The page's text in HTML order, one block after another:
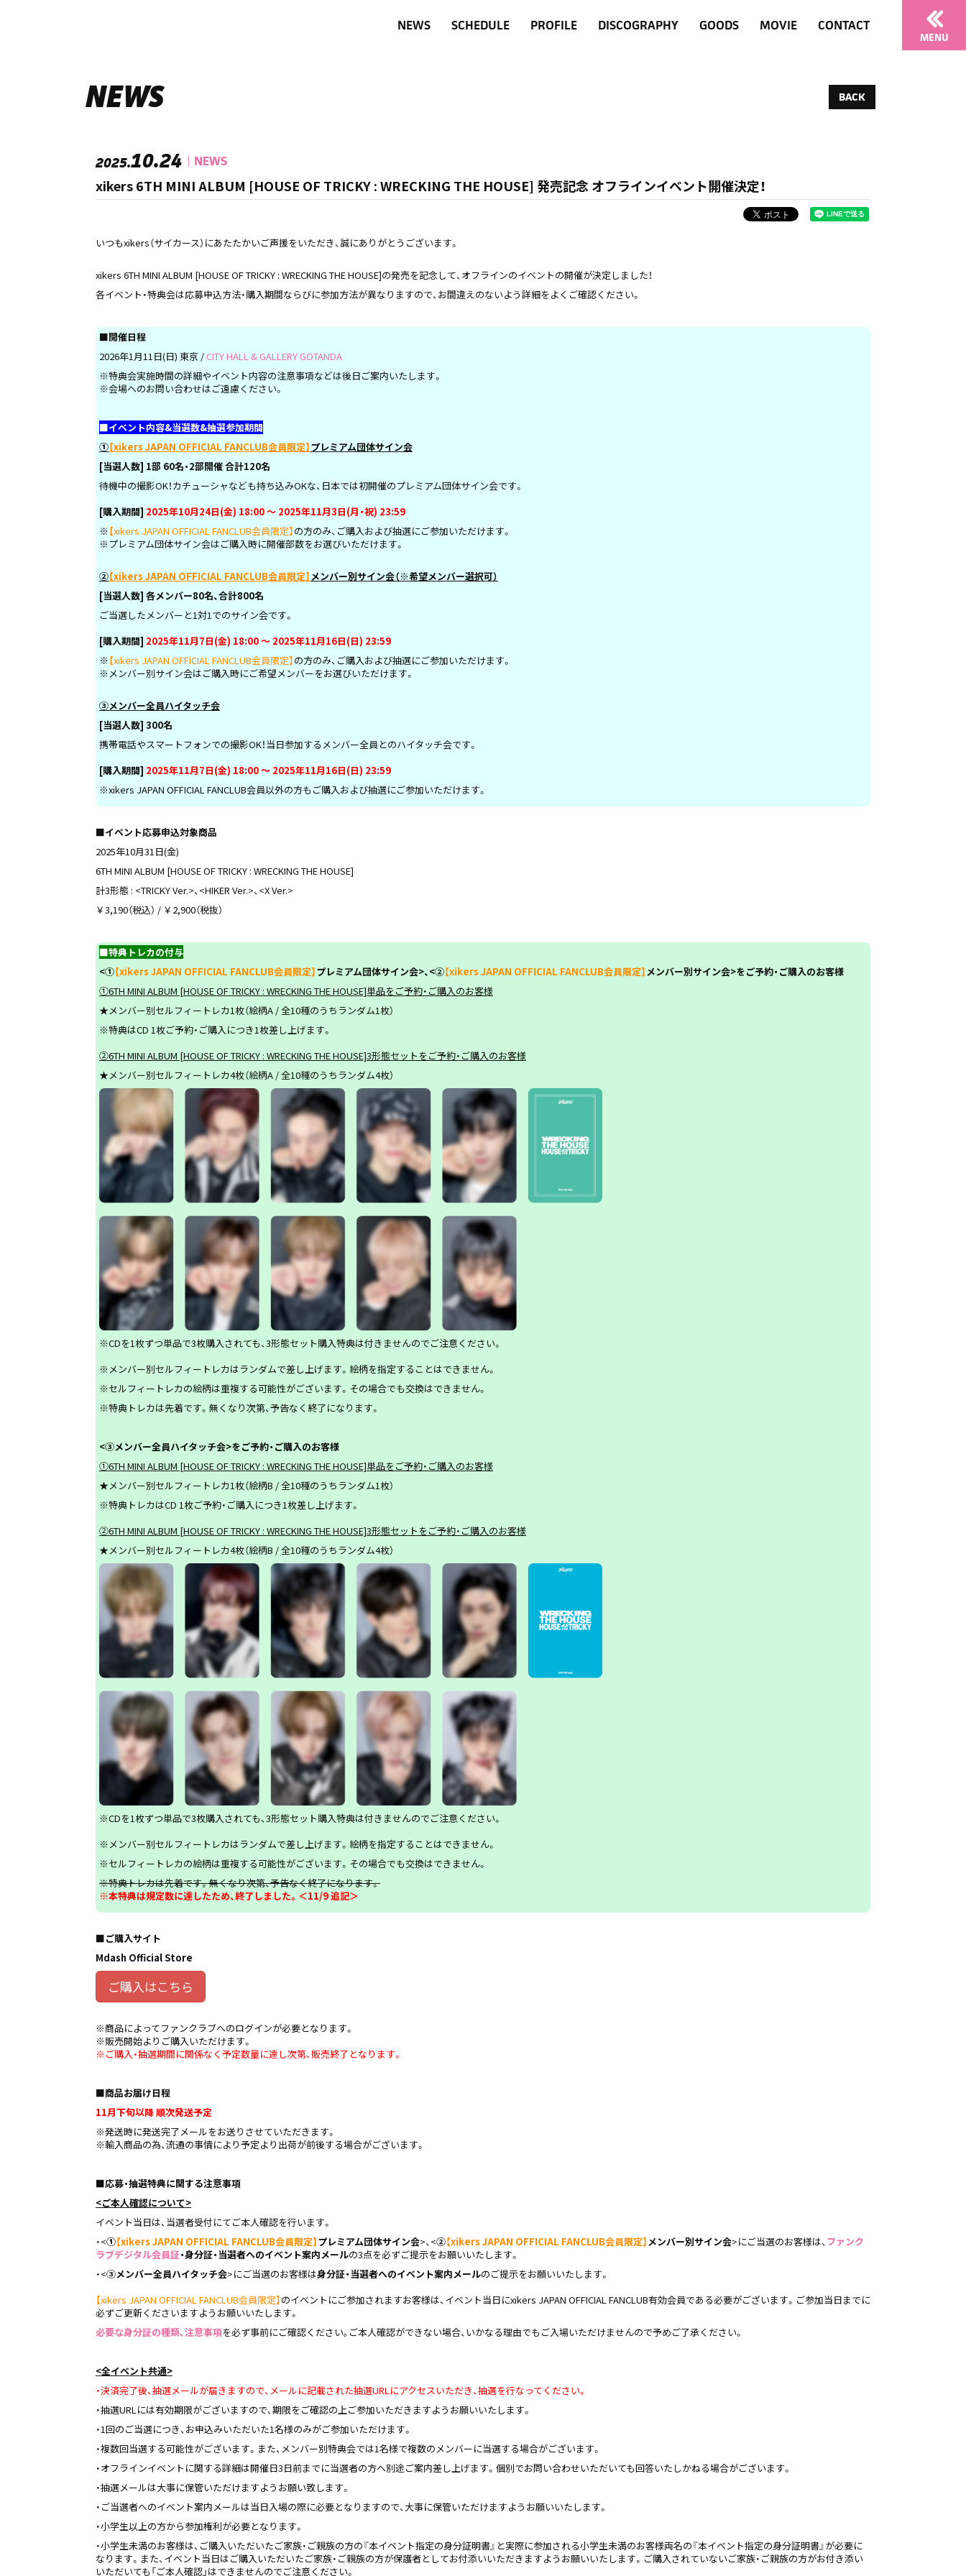
NEWS SCHEDULE PROFILE DISCOGRAPHY GOODS MOVIE CONTACT
MENU
NEWS BACK
2025.10.24 NEWS
xikers 6TH MINI ALBUM [HOUSE OF TRICKY : WRECKING THE HOUSE] 発売記念 オフラインイベント開催決定！
いつもxikers（サイカース）にあたたかいご声援をいただき、誠にありがとうございます。
xikers 6TH MINI ALBUM [HOUSE OF TRICKY : WRECKING THE HOUSE]の発売を記念して、オフラインのイベントの開催が決定しました！
各イベント・特典会は応募申込方法・購入期間ならびに参加方法が異なりますので、お間違えのないよう詳細をよくご確認ください。
■開催日程
2026年1月11日(日) 東京 /CITY HALL & GALLERY GOTANDA
※特典会実施時間の詳細やイベント内容の注意事項などは後日ご案内いたします。
※会場へのお問い合わせはご遠慮ください。
■イベント内容&当選数&抽選参加期間
①【xikers JAPAN OFFICIAL FANCLUB会員限定】プレミアム団体サイン会
[当選人数] 1部 60名・2部開催 合計120名
待機中の撮影OK！カチューシャなども持ち込みOKな、日本では初開催のプレミアム団体サイン会です。
[購入期間] 2025年10月24日(金) 18:00 ～ 2025年11月3日(月・祝) 23:59
※ 【xikers JAPAN OFFICIAL FANCLUB会員限定】の方のみ、ご購入および抽選にご参加いただけます。
※プレミアム団体サイン会はご購入時に開催部数をお選びいただけます。
②【xikers JAPAN OFFICIAL FANCLUB会員限定】メンバー別サイン会（※希望メンバー選択可）
[当選人数] 各メンバー80名、合計800名
ご当選したメンバーと1対1でのサイン会です。
[購入期間] 2025年11月7日(金) 18:00 ～ 2025年11月16日(日) 23:59
※ 【xikers JAPAN OFFICIAL FANCLUB会員限定】の方のみ、ご購入および抽選にご参加いただけます。
※メンバー別サイン会はご購入時にご希望メンバーをお選びいただけます。
③メンバー全員ハイタッチ会
[当選人数] 300名
携帯電話やスマートフォンでの撮影OK！当日参加するメンバー全員とのハイタッチ会です。
[購入期間] 2025年11月7日(金) 18:00 ～ 2025年11月16日(日) 23:59
※xikers JAPAN OFFICIAL FANCLUB会員以外の方もご購入および抽選にご参加いただけます。
■イベント応募申込対象商品
2025年10月31日(金)
6TH MINI ALBUM [HOUSE OF TRICKY : WRECKING THE HOUSE]
計3形態 : <TRICKY Ver.>、<HIKER Ver.>、<X Ver.>
￥3,190（税込） / ￥2,900（税抜）
■特典トレカの付与
<①【xikers JAPAN OFFICIAL FANCLUB会員限定】プレミアム団体サイン会>、<②【xikers JAPAN OFFICIAL FANCLUB会員限定】メンバー別サイン会>をご予約・ご購入のお客様
①6TH MINI ALBUM [HOUSE OF TRICKY : WRECKING THE HOUSE]単品をご予約・ご購入のお客様
★メンバー別セルフィートレカ1枚（絵柄A / 全10種のうちランダム1枚）
※特典はCD 1枚ご予約・ご購入につき1枚差し上げます。
②6TH MINI ALBUM [HOUSE OF TRICKY : WRECKING THE HOUSE]3形態セットをご予約・ご購入のお客様
★メンバー別セルフィートレカ4枚（絵柄A / 全10種のうちランダム4枚）
※CDを1枚ずつ単品で3枚購入されても、3形態セット購入特典は付きませんのでご注意ください。
※メンバー別セルフィートレカはランダムで差し上げます。絵柄を指定することはできません。
※セルフィートレカの絵柄は重複する可能性がございます。その場合でも交換はできません。
※特典トレカは先着です。無くなり次第、予告なく終了になります。
<③メンバー全員ハイタッチ会>をご予約・ご購入のお客様
①6TH MINI ALBUM [HOUSE OF TRICKY : WRECKING THE HOUSE]単品をご予約・ご購入のお客様
★メンバー別セルフィートレカ1枚（絵柄B / 全10種のうちランダム1枚）
※特典トレカはCD 1枚ご予約・ご購入につき1枚差し上げます。
②6TH MINI ALBUM [HOUSE OF TRICKY : WRECKING THE HOUSE]3形態セットをご予約・ご購入のお客様
★メンバー別セルフィートレカ4枚（絵柄B / 全10種のうちランダム4枚）
※CDを1枚ずつ単品で3枚購入されても、3形態セット購入特典は付きませんのでご注意ください。
※メンバー別セルフィートレカはランダムで差し上げます。絵柄を指定することはできません。
※セルフィートレカの絵柄は重複する可能性がございます。その場合でも交換はできません。
※特典トレカは先着です。無くなり次第、予告なく終了になります。
※本特典は規定数に達したため、終了しました。＜11/9 追記＞
■ご購入サイト
Mdash Official Store
ご購入はこちら
※商品によってファンクラブへのログインが必要となります。
※販売開始よりご購入いただけます。
※ご購入・抽選期間に関係なく予定数量に達し次第、販売終了となります。
■商品お届け日程
11月下旬以降 順次発送予定
※発送時に発送完了メールをお送りさせていただきます。
※輸入商品の為、流通の事情により予定より出荷が前後する場合がございます。
■応募・抽選特典に関する注意事項
<ご本人確認について>
イベント当日は、当選者受付にてご本人確認を行います。
・<①【xikers JAPAN OFFICIAL FANCLUB会員限定】プレミアム団体サイン会>、<②【xikers JAPAN OFFICIAL FANCLUB会員限定】メンバー別サイン会>にご当選のお客様は、ファンク
ラブデジタル会員証・身分証・当選者へのイベント案内メールの3点を必ずご提示をお願いいたします。
・<③メンバー全員ハイタッチ会>にご当選のお客様は身分証・当選者へのイベント案内メールのご提示をお願いいたします。
【xikers JAPAN OFFICIAL FANCLUB会員限定】のイベントにご参加されますお客様は、イベント当日にxikers JAPAN OFFICIAL FANCLUB有効会員である必要がございます。ご参加当日までに
必ずご更新くださいますようお願いいたします。
必要な身分証の種類､注意事項を必ず事前にご確認ください｡ご本人確認ができない場合、いかなる理由でもご入場いただけませんので予めご了承ください。
<全イベント共通>
・決済完了後、抽選メールが届きますので、メールに記載された抽選URLにアクセスいただき、抽選を行なってください。
・抽選URLには有効期限がございますので、期限をご確認の上ご参加いただきますようお願いいたします。
・1回のご当選につき、お申込みいただいた1名様のみがご参加いただけます。
・複数回当選する可能性がございます。また、メンバー別特典会では1名様で複数のメンバーに当選する場合がございます。
・オフラインイベントに関する詳細は開催日3日前までに当選者の方へ別途ご案内差し上げます。個別でお問い合わせいただいても回答いたしかねる場合がございます。
・抽選メールは大事に保管いただけますようお願い致します。
・ご当選者へのイベント案内メールは当日入場の際に必要となりますので、大事に保管いただけますようお願いいたします。
・小学生以上の方から参加権利が必要となります。
・小学生未満のお客様は、ご購入いただいたご家族・ご親族の方の『本イベント指定の身分証明書』と実際に参加される小学生未満のお客様両名の『本イベント指定の身分証明書』が必要に
なります。また、イベント当日はご購入いただいたご家族・ご親族の方が保護者としてお付添いいただきますようお願いいたします。ご購入されていないご家族・ご親族の方がお付き添い
いただいても「ご本人確認」はできませんのでご注意ください。